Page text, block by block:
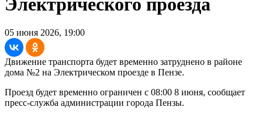
05 июня 2026, 19:00
Движение транспорта будет временно затруднено в районе
дома №2 на Электрическом проезде в Пензе.
Проезд будет временно ограничен с 08:00 8 июня, сообщает
пресс-служба администрации города Пензы.